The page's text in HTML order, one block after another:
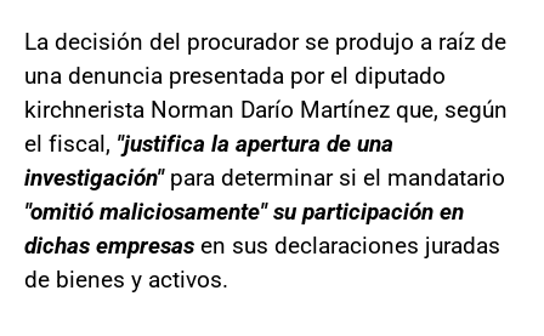
La decisión del procurador se produjo a raíz de
una denuncia presentada por el diputado
kirchnerista Norman Darío Martínez que, según
el fiscal, "justifica la apertura de una
investigación"para determinar si el mandatario
"omitió maliciosamente" su participación en
dichas empresas en sus declaraciones juradas
de bienes y activos.